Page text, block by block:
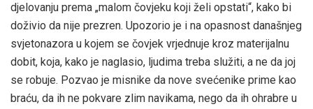
djelovanju prema „malom čovjeku koji želi opstati“, kako bi
doživio da nije prezren. Upozorio je i na opasnost današnjeg
svjetonazora u kojem se čovjek vrjednuje kroz materijalnu
dobit, koja, kako je naglasio, ljudima treba služiti, a ne da joj
se robuje. Pozvao je misnike da nove svećenike prime kao
braću, da ih ne pokvare zlim navikama, nego da ih ohrabre u